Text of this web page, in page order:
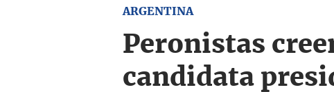
ARGENTINA
Peronistas
candidata